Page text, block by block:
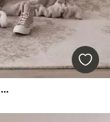
Peintures murales Des plumes délicates et aériennes, nimbées d'une brume rose-pêche aux reflets chatoyants